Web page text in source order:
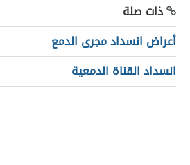
ذات صلة
أعراض انسداد مجرى الدمع
انسداد القناة الدمعية